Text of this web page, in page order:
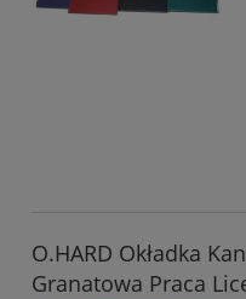
O.HARD Okładka
Granatowa Praca